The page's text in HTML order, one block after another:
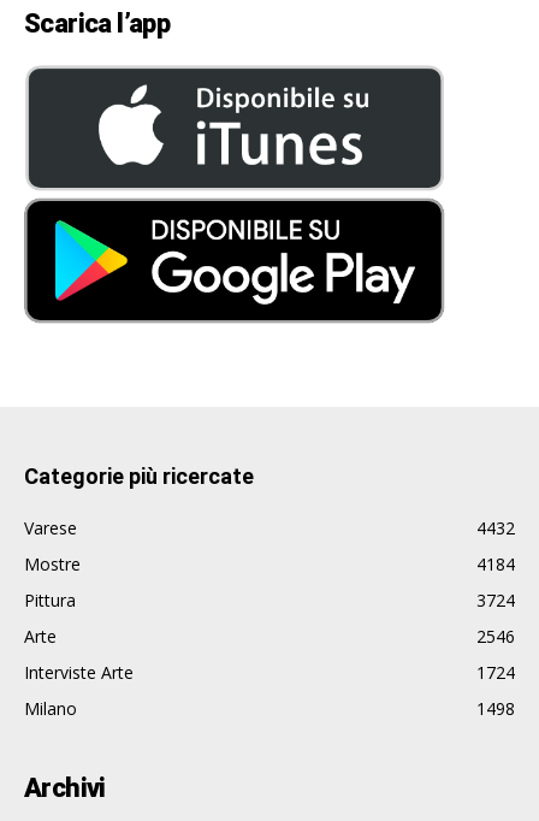
Scarica l’app
Categorie più ricercate
Varese
4432
Mostre
4184
Pittura
3724
Arte
2546
Interviste Arte
1724
Milano
1498
Archivi